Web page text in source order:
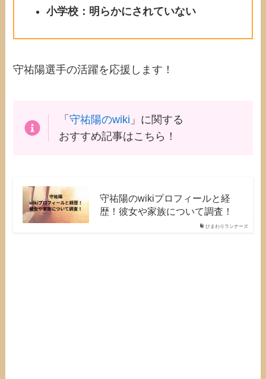
小学校：明らかにされていない
守祐陽選手の活躍を応援します！
「 守祐陽のwiki 」に関する
おすすめ記事はこちら！
ひまわりランナーズ
守祐陽のwikiプロフィールと経
歴！彼女や家族について調査！